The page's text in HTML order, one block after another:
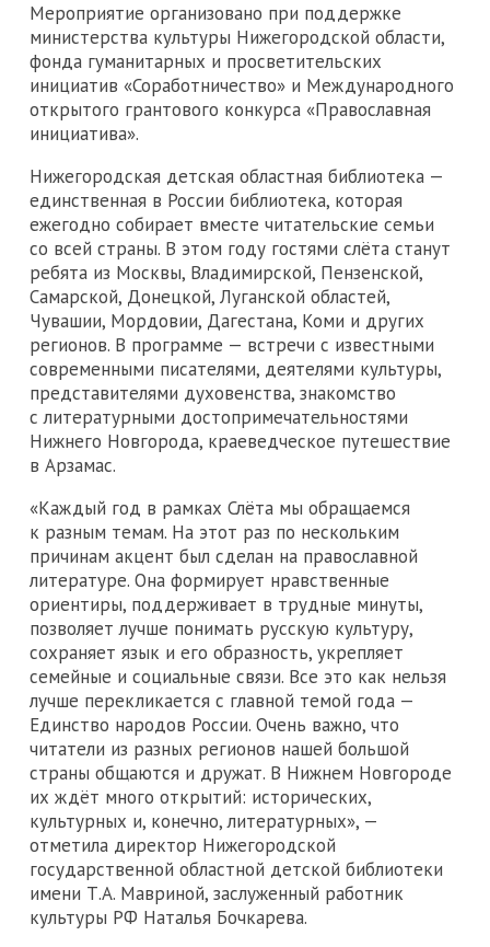
Мероприятие организовано при поддержке
министерства культуры Нижегородской области,
фонда гуманитарных и просветительских
инициатив «Соработничество» и Международного
открытого грантового конкурса «Православная
инициатива».
Нижегородская детская областная библиотека —
единственная в России библиотека, которая
ежегодно собирает вместе читательские семьи
со всей страны. В этом году гостями слёта станут
ребята из Москвы, Владимирской, Пензенской,
Самарской, Донецкой, Луганской областей,
Чувашии, Мордовии, Дагестана, Коми и других
регионов. В программе — встречи с известными
современными писателями, деятелями культуры,
представителями духовенства, знакомство
с литературными достопримечательностями
Нижнего Новгорода, краеведческое путешествие
в Арзамас.
«Каждый год в рамках Слёта мы обращаемся
к разным темам. На этот раз по нескольким
причинам акцент был сделан на православной
литературе. Она формирует нравственные
ориентиры, поддерживает в трудные минуты,
позволяет лучше понимать русскую культуру,
сохраняет язык и его образность, укрепляет
семейные и социальные связи. Все это как нельзя
лучше перекликается с главной темой года —
Единство народов России. Очень важно, что
читатели из разных регионов нашей большой
страны общаются и дружат. В Нижнем Новгороде
их ждёт много открытий: исторических,
культурных и, конечно, литературных», —
отметила директор Нижегородской
государственной областной детской библиотеки
имени Т.А. Мавриной, заслуженный работник
культуры РФ Наталья Бочкарева.